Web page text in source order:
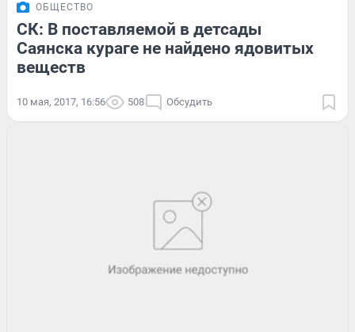
ОБЩЕСТВО
СК: В поставляемой в детсады
Саянска кураге не найдено ядовитых
веществ
10 мая, 2017, 16:56 508 Обсудить